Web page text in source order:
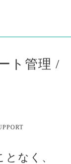
ト管理 /
なく、